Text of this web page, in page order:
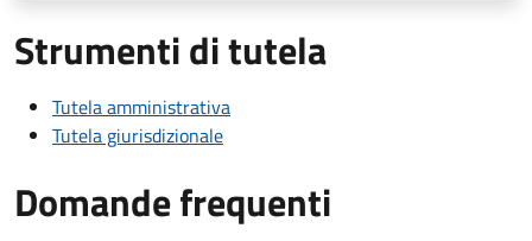
Strumenti di tutela
Tutela amministrativa
Tutela giurisdizionale
Domande frequenti